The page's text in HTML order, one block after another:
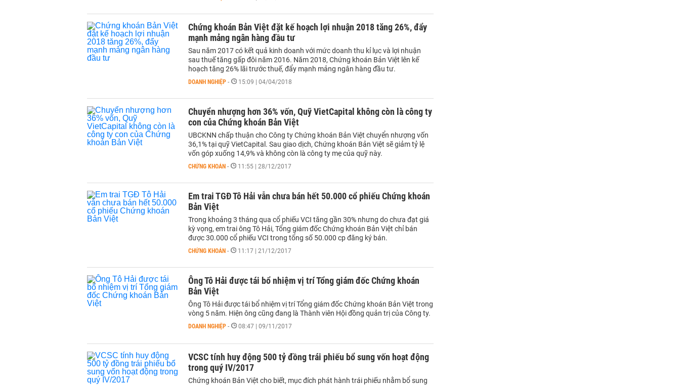
Chứng khoán Bản Việt đặt kế hoạch lợi nhuận 2018 tăng 26%, đẩy
mạnh mảng ngân hàng đầu tư
Sau năm 2017 có kết quả kinh doanh với mức doanh thu kỉ lục và lợi nhuận
sau thuế tăng gấp đôi năm 2016. Năm 2018, Chứng khoán Bản Việt lên kế
hoạch tăng 26% lãi trước thuế, đẩy mạnh mảng ngân hàng đầu tư.
DOANH NGHIỆP - 15:09 | 04/04/2018
Chuyển nhượng hơn 36% vốn, Quỹ VietCapital không còn là công ty
con của Chứng khoán Bản Việt
UBCKNN chấp thuận cho Công ty Chứng khoán Bản Việt chuyển nhượng vốn
36,1% tại quỹ VietCapital. Sau giao dịch, Chứng khoán Bản Việt sẽ giảm tỷ lệ
vốn góp xuống 14,9% và không còn là công ty mẹ của quỹ này.
CHỨNG KHOÁN - 11:55 | 28/12/2017
Em trai TGĐ Tô Hải vẫn chưa bán hết 50.000 cổ phiếu Chứng khoán
Bản Việt
Trong khoảng 3 tháng qua cổ phiếu VCI tăng gần 30% nhưng do chưa đạt giá
kỳ vọng, em trai ông Tô Hải, Tổng giám đốc Chứng khoán Bản Việt chỉ bán
được 30.000 cổ phiếu VCI trong tổng số 50.000 cp đăng ký bán.
CHỨNG KHOÁN - 11:17 | 21/12/2017
Ông Tô Hải được tái bổ nhiệm vị trí Tổng giám đốc Chứng khoán
Bản Việt
Ông Tô Hải được tái bổ nhiệm vị trí Tổng giám đốc Chứng khoán Bản Việt trong
vòng 5 năm. Hiện ông cũng đang là Thành viên Hội đồng quản trị của Công ty.
DOANH NGHIỆP - 08:47 | 09/11/2017
VCSC tính huy động 500 tỷ đồng trái phiếu bổ sung vốn hoạt động
trong quý IV/2017
Chứng khoán Bản Việt cho biết, mục đích phát hành trái phiếu nhằm bổ sung